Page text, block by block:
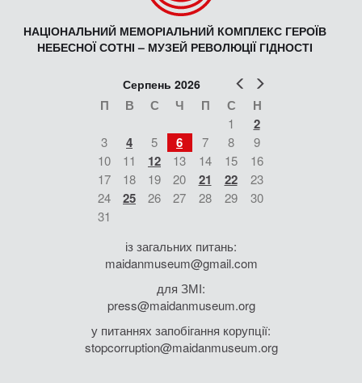
НАЦІОНАЛЬНИЙ МЕМОРІАЛЬНИЙ КОМПЛЕКС ГЕРОЇВ
НЕБЕСНОЇ СОТНІ – МУЗЕЙ РЕВОЛЮЦІЇ ГІДНОСТІ
Попер
Серпень 2026
П В С Ч П С Н
1 2
3 4 5 6 7 8
9
10
11 12 13 14 15
16
17
18 19 20 21 22
23
24
25 26 27 28 29
30
31
із загальних питань:
maidanmuseum@gmail.com
для ЗМІ:
press@maidanmuseum.org
у питаннях запобігання корупції:
stopcorruption@maidanmuseum.org